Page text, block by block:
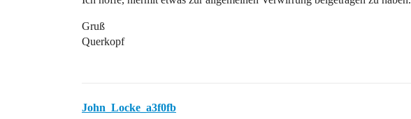
Gruß
Querkopf
John_Locke_a3f0fb